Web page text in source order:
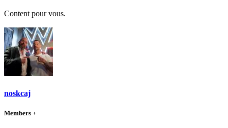
Content pour vous.
noskcaj
Members +